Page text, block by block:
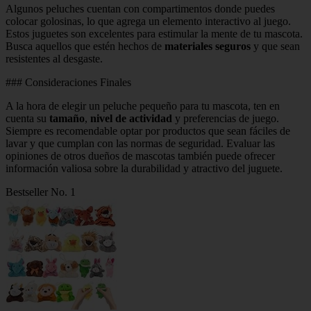
Algunos peluches cuentan con compartimentos donde puedes
colocar golosinas, lo que agrega un elemento interactivo al juego.
Estos juguetes son excelentes para estimular la mente de tu mascota.
Busca aquellos que estén hechos de materiales seguros y que sean
resistentes al desgaste.
### Consideraciones Finales
A la hora de elegir un peluche pequeño para tu mascota, ten en
cuenta su tamaño, nivel de actividad y preferencias de juego.
Siempre es recomendable optar por productos que sean fáciles de
lavar y que cumplan con las normas de seguridad. Evaluar las
opiniones de otros dueños de mascotas también puede ofrecer
información valiosa sobre la durabilidad y atractivo del juguete.
Bestseller No. 1